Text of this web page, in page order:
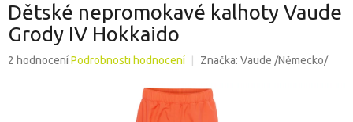
Dětské nepromokavé kalhoty Vaude
Grody IV Hokkaido
Průměrné
2 hodnoceníPodrobnosti hodnocení Značka: Vaude /Německo/